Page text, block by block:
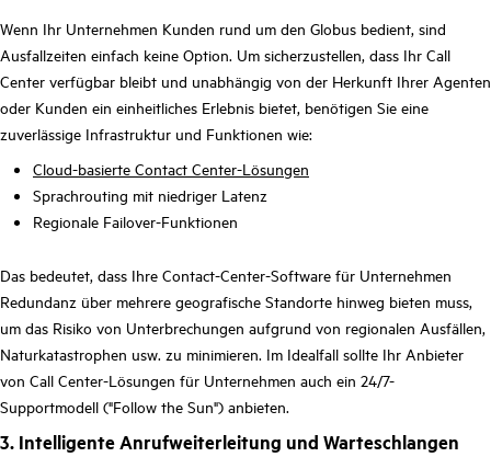
Wenn Ihr Unternehmen Kunden rund um den Globus bedient, sind
Ausfallzeiten einfach keine Option. Um sicherzustellen, dass Ihr Call
Center verfügbar bleibt und unabhängig von der Herkunft Ihrer Agenten
oder Kunden ein einheitliches Erlebnis bietet, benötigen Sie eine
zuverlässige Infrastruktur und Funktionen wie:
Cloud-basierte Contact Center-Lösungen
Sprachrouting mit niedriger Latenz
Regionale Failover-Funktionen
Das bedeutet, dass Ihre Contact-Center-Software für Unternehmen
Redundanz über mehrere geografische Standorte hinweg bieten muss,
um das Risiko von Unterbrechungen aufgrund von regionalen Ausfällen,
Naturkatastrophen usw. zu minimieren. Im Idealfall sollte Ihr Anbieter
von Call Center-Lösungen für Unternehmen auch ein 24/7-
Supportmodell ("Follow the Sun") anbieten.
3. Intelligente Anrufweiterleitung und Warteschlangen